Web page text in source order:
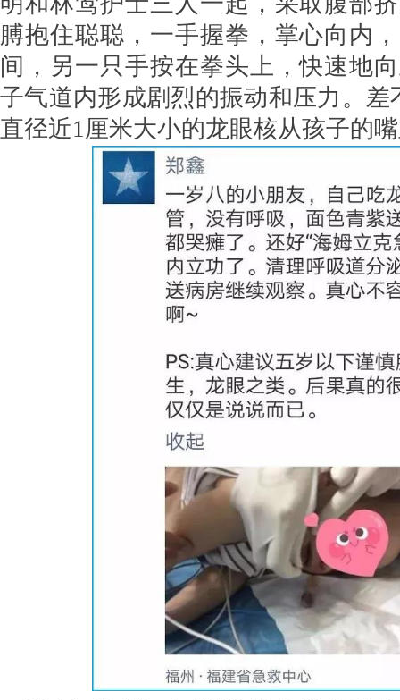
膊抱住聪聪，一手握拳，掌心向内
间，另一只手按在拳头上，快速地
子气道内形成剧烈的振动和压力。差
直径近1厘米大小的龙眼核从孩子的